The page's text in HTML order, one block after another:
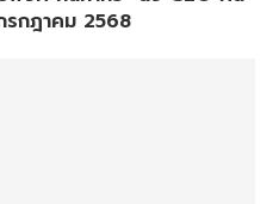
กฎาคม 2568